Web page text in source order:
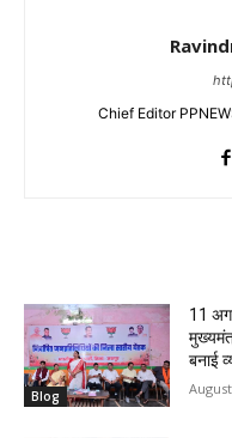
Chief Editor
Blog
11
बनाई